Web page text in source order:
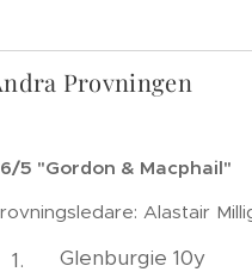
Provningen
5 "Gordon & Macphail"
Alastair
Glenburgie